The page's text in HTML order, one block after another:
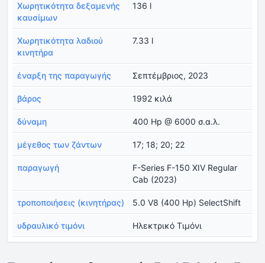
Χωρητικότητα δεξαμενής
καυσίμων
136 l
Χωρητικότητα λαδιού
κινητήρα
7.33 l
έναρξη της παραγωγής Σεπτέμβριος, 2023
βάρος 1992 κιλά
δύναμη 400 Hp @ 6000 σ.α.λ.
μέγεθος των ζάντων 17; 18; 20; 22
παραγωγή
F-Series F-150 XIV Regular
Cab (2023)
τροποποιήσεις (κινητήρας) 5.0 V8 (400 Hp) SelectShift
υδραυλικό τιμόνι Ηλεκτρικό Τιμόνι